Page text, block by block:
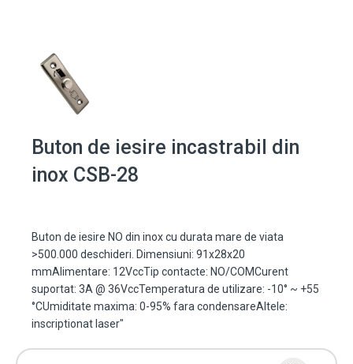
Buton de iesire incastrabil din
inox CSB-28
Buton de iesire NO din inox cu durata mare de viata
>500.000 deschideri. Dimensiuni: 91x28x20
mmAlimentare: 12VccTip contacte: NO/COMCurent
suportat: 3A @ 36VccTemperatura de utilizare: -10° ~ +55
°CUmiditate maxima: 0-95% fara condensareAltele:
inscriptionat laser"